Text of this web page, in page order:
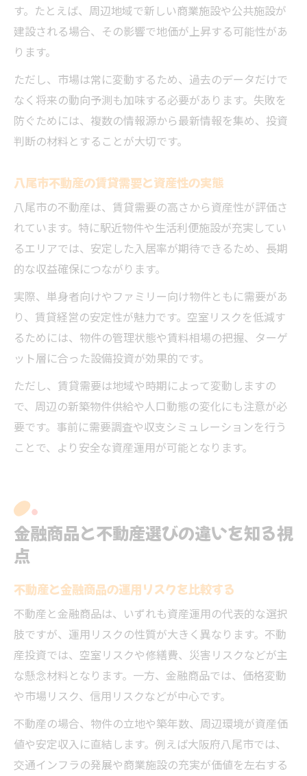
す。たとえば、周辺地域で新しい商業施設や公共施設が
建設される場合、その影響で地価が上昇する可能性があ
ります。
ただし、市場は常に変動するため、過去のデータだけで
なく将来の動向予測も加味する必要があります。失敗を
防ぐためには、複数の情報源から最新情報を集め、投資
判断の材料とすることが大切です。
八尾市不動産の賃貸需要と資産性の実態
八尾市の不動産は、賃貸需要の高さから資産性が評価さ
れています。特に駅近物件や生活利便施設が充実してい
るエリアでは、安定した入居率が期待できるため、長期
的な収益確保につながります。
実際、単身者向けやファミリー向け物件ともに需要があ
り、賃貸経営の安定性が魅力です。空室リスクを低減す
るためには、物件の管理状態や賃料相場の把握、ターゲ
ット層に合った設備投資が効果的です。
ただし、賃貸需要は地域や時期によって変動しますの
で、周辺の新築物件供給や人口動態の変化にも注意が必
要です。事前に需要調査や収支シミュレーションを行う
ことで、より安全な資産運用が可能となります。
金融商品と不動産選びの違いを知る視
点
不動産と金融商品の運用リスクを比較する
不動産と金融商品は、いずれも資産運用の代表的な選択
肢ですが、運用リスクの性質が大きく異なります。不動
産投資では、空室リスクや修繕費、災害リスクなどが主
な懸念材料となります。一方、金融商品では、価格変動
や市場リスク、信用リスクなどが中心です。
不動産の場合、物件の立地や築年数、周辺環境が資産価
値や安定収入に直結します。例えば大阪府八尾市では、
交通インフラの発展や商業施設の充実が価値を左右する